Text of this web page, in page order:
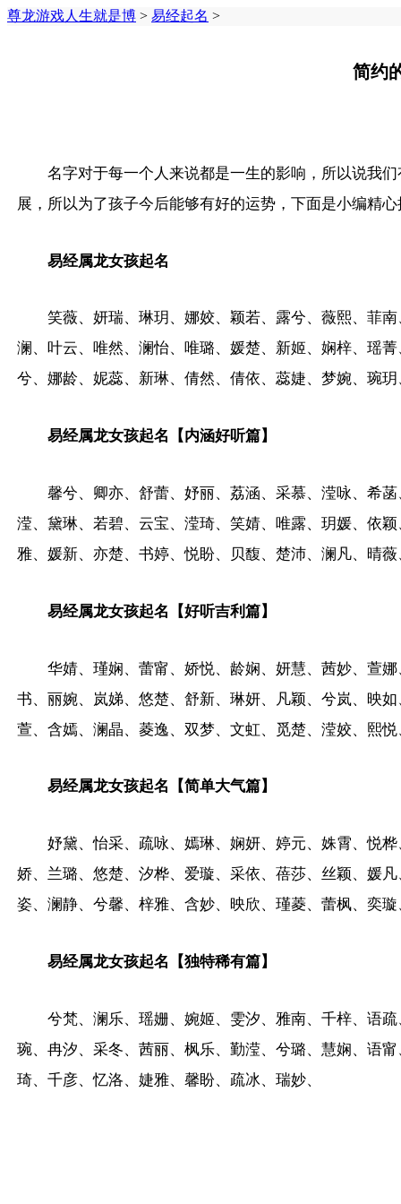
尊龙游戏人生就是博 > 易经起名 >
简约
名字对于每一个人来说都是一生的影响，所以说我
展，所以为了孩子今后能够有好的运势，下面是小编精
易经属龙女孩起名
笑薇、妍瑞、琳玥、娜姣、颖若、露兮、薇熙、菲
澜、叶云、唯然、澜怡、唯璐、媛楚、新姬、娴梓、瑶
兮、娜龄、妮蕊、新琳、倩然、倩依、蕊婕、梦婉、琬
易经属龙女孩起名【内涵好听篇】
馨兮、卿亦、舒蕾、妤丽、荔涵、采慕、滢咏、希
滢、黛琳、若碧、云宝、滢琦、笑婧、唯露、玥媛、依
雅、媛新、亦楚、书婷、悦盼、贝馥、楚沛、澜凡、晴
易经属龙女孩起名【好听吉利篇】
华婧、瑾娴、蕾甯、娇悦、龄娴、妍慧、茜妙、萱
书、丽婉、岚娣、悠楚、舒新、琳妍、凡颖、兮岚、映
萱、含嫣、澜晶、菱逸、双梦、文虹、觅楚、滢姣、熙
易经属龙女孩起名【简单大气篇】
妤黛、怡采、疏咏、嫣琳、娴妍、婷元、姝霄、悦
娇、兰璐、悠楚、汐桦、爱璇、采依、蓓莎、丝颖、媛
姿、澜静、兮馨、梓雅、含妙、映欣、瑾菱、蕾枫、奕
易经属龙女孩起名【独特稀有篇】
兮梵、澜乐、瑶姗、婉姬、雯汐、雅南、千梓、语
琬、冉汐、采冬、茜丽、枫乐、勤滢、兮璐、慧娴、语
琦、千彦、忆洛、婕雅、馨盼、疏冰、瑞妙、